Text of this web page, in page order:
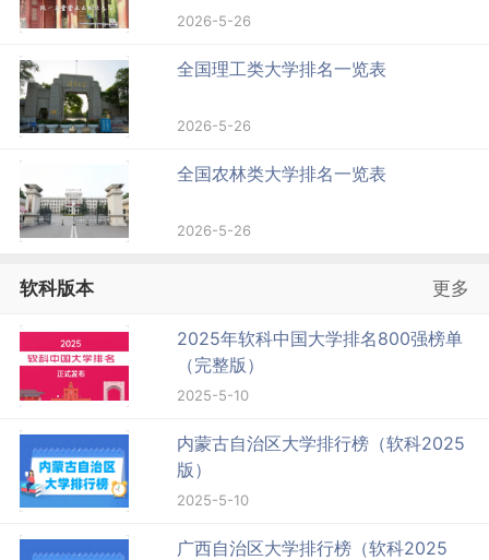
2026-5-26
全国理工类大学排名一览表
2026-5-26
全国农林类大学排名一览表
2026-5-26
软科版本 更多
2025年软科中国大学排名800强榜单
（完整版）
2025-5-10
内蒙古自治区大学排行榜（软科2025
版）
2025-5-10
广西自治区大学排行榜（软科2025